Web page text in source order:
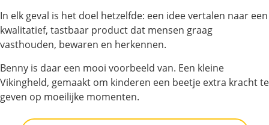
In elk geval is het doel hetzelfde: een idee vertalen naar een
kwalitatief, tastbaar product dat mensen graag
vasthouden, bewaren en herkennen.
Benny is daar een mooi voorbeeld van. Een kleine
Vikingheld, gemaakt om kinderen een beetje extra kracht te
geven op moeilijke momenten.